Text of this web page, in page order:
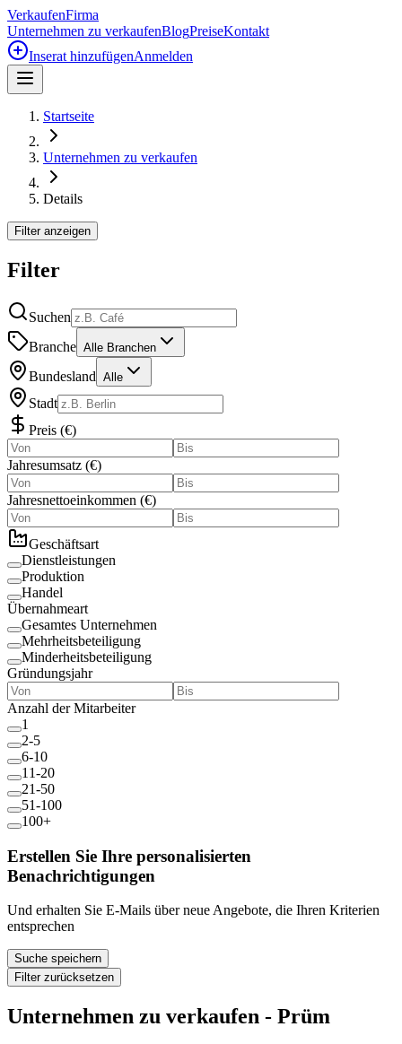
VerkaufenFirma
Unternehmen zu verkaufenBlogPreiseKontakt
Inserat hinzufügenAnmelden
Startseite
Unternehmen zu verkaufen
Details
Filter anzeigen
Filter
Suchen
Branche Alle Branchen
Bundesland Alle
Stadt
Preis (€)
Jahresumsatz (€)
Jahresnettoeinkommen (€)
Geschäftsart
Dienstleistungen
Produktion
Handel
Übernahmeart
Gesamtes Unternehmen
Mehrheitsbeteiligung
Minderheitsbeteiligung
Gründungsjahr
Anzahl der Mitarbeiter
1
2-5
6-10
11-20
21-50
51-100
100+
Erstellen Sie Ihre personalisierten
Benachrichtigungen
Und erhalten Sie E-Mails über neue Angebote, die Ihren Kriterien
entsprechen
Suche speichern
Filter zurücksetzen
Unternehmen zu verkaufen - Prüm